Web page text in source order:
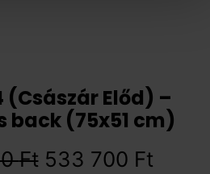
(Császár Előd) –
back (75x51 cm)
Ft 533 700 Ft